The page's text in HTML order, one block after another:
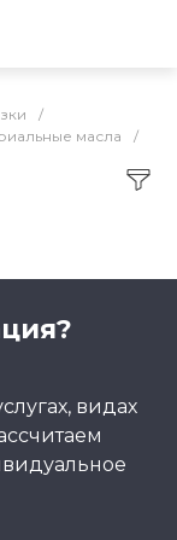
/
масла
/
видах